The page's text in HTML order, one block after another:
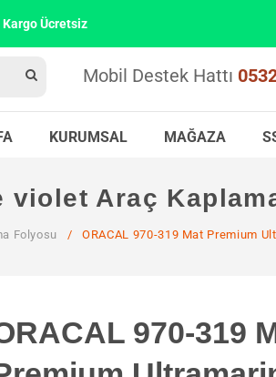
Ücretsiz
Mobil Destek Hattı
KURUMSAL MAĞAZA
violet Araç
Folyosu / ORACAL 970-319 Mat Premium
970-319